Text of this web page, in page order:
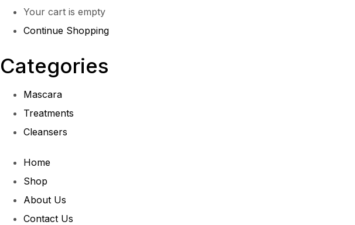
Your cart is empty
Continue Shopping
Categories
Mascara
Treatments
Cleansers
Home
Shop
About Us
Contact Us